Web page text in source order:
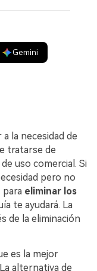
Gemini
la necesidad de
tratarse de
uso comercial. Si
pero no
eliminar los
te ayudará. La
de la eliminación
es la mejor
alternativa de